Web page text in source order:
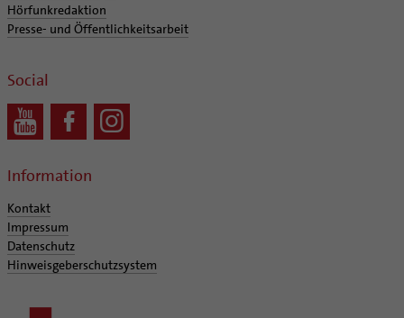
Hörfunkredaktion
Presse- und Öffentlichkeitsarbeit
Social
Information
Kontakt
Impressum
Datenschutz
Hinweisgeberschutzsystem